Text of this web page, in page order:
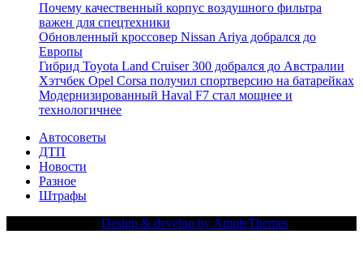
Почему качественный корпус воздушного фильтра
важен для спецтехники
Обновленный кроссовер Nissan Ariya добрался до
Европы
Гибрид Toyota Land Cruiser 300 добрался до Австралии
Хэтчбек Opel Corsa получил спортверсию на батарейках
Модернизированный Haval F7 стал мощнее и
технологичнее
Автосоветы
ДТП
Новости
Разное
Штрафы
Design & develop by AmpleThemes